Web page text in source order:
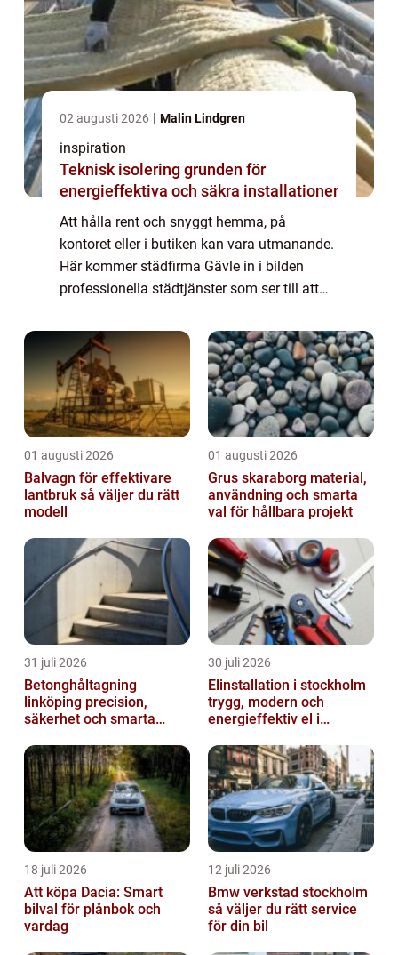
02 augusti 2026 Malin Lindgren
inspiration
Teknisk isolering grunden för
energieffektiva och säkra installationer
Att hålla rent och snyggt hemma, på
kontoret eller i butiken kan vara utmanande.
Här kommer städfirma Gävle in i bilden
professionella städtjänster som ser till att
01 augusti 2026
Balvagn för effektivare
lantbruk så väljer du rätt
modell
01 augusti 2026
Grus skaraborg material,
användning och smarta
val för hållbara projekt
31 juli 2026
Betonghåltagning
linköping precision,
säkerhet och smarta
30 juli 2026
Elinstallation i stockholm
trygg, modern och
energieffektiv el i
18 juli 2026
Att köpa Dacia: Smart
bilval för plånbok och
vardag
12 juli 2026
Bmw verkstad stockholm
så väljer du rätt service
för din bil